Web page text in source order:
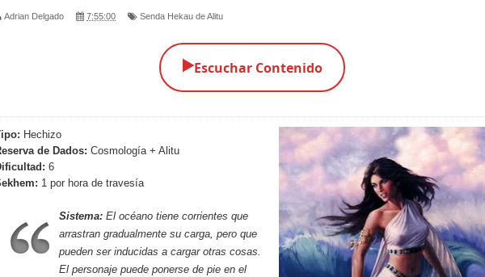
Prodigo
Interior
(Relato)
Cuentan Cuentos
Adrian Delgado 7:55:00 Senda Hekau de Alitu
▶️Escuchar Contenido
Hechizo
de Dados: Cosmología + Alitu
6
1 por hora de travesía
Sistema: El océano tiene corrientes que
arrastran gradualmente su carga, pero que
pueden ser inducidas a cargar otras cosas.
El personaje puede ponerse de pie en el